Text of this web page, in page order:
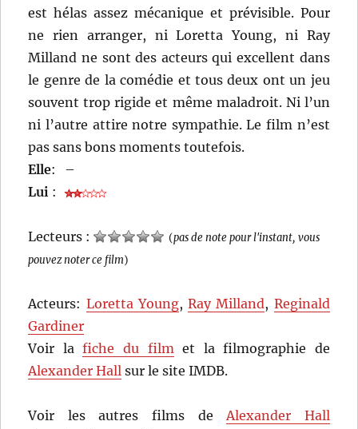
est hélas assez mécanique et prévisible. Pour
ne rien arranger, ni Loretta Young, ni Ray
Milland ne sont des acteurs qui excellent dans
le genre de la comédie et tous deux ont un jeu
souvent trop rigide et même maladroit. Ni l’un
ni l’autre attire notre sympathie. Le film n’est
pas sans bons moments toutefois.
Elle:
–
Lui :
Lecteurs : (pas de note pour l'instant, vous
pouvez noter ce film)
Acteurs: Loretta Young,Ray Milland, Reginald
Gardiner
Voir lafiche du filmet la filmographie de
Alexander Hall sur le site IMDB.
Voir les autres films deAlexander Hall